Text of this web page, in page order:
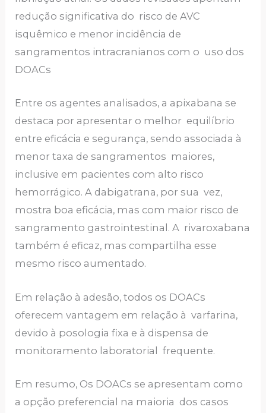
redução significativa do risco de AVC
isquêmico e menor incidência de
sangramentos intracranianos com o uso dos
DOACs
Entre os agentes analisados, a apixabana se
destaca por apresentar o melhor equilíbrio
entre eficácia e segurança, sendo associada à
menor taxa de sangramentos maiores,
inclusive em pacientes com alto risco
hemorrágico. A dabigatrana, por sua vez,
mostra boa eficácia, mas com maior risco de
sangramento gastrointestinal. A rivaroxabana
também é eficaz, mas compartilha esse
mesmo risco aumentado.
Em relação à adesão, todos os DOACs
oferecem vantagem em relação à varfarina,
devido à posologia fixa e à dispensa de
monitoramento laboratorial frequente.
Em resumo, Os DOACs se apresentam como
a opção preferencial na maioria dos casos